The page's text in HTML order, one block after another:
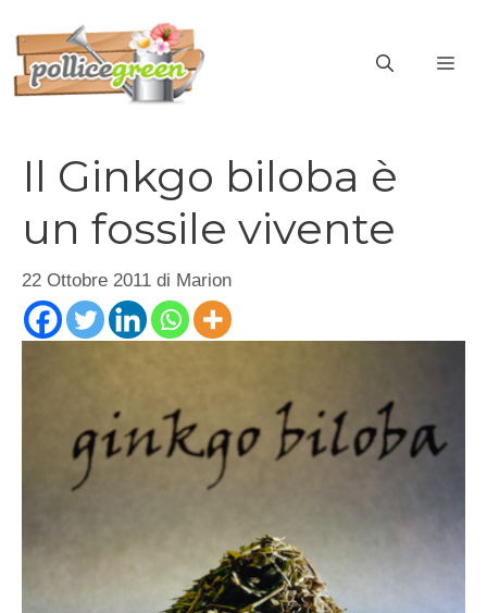
contenuto
Il Ginkgo biloba è
un fossile vivente
22 Ottobre 2011 di Marion